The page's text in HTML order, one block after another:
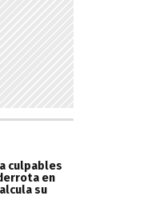
culpables
en
su